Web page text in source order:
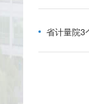
省计量院3